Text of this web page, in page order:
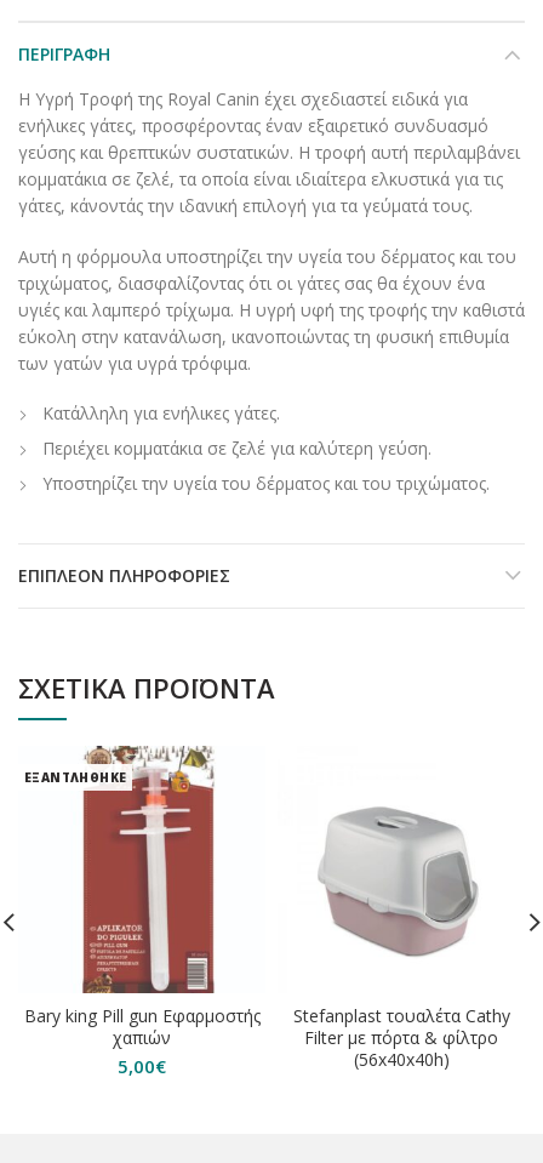
ΠΕΡΙΓΡΑΦΉ
Η Υγρή Τροφή της Royal Canin έχει σχεδιαστεί ειδικά για
ενήλικες γάτες, προσφέροντας έναν εξαιρετικό συνδυασμό
γεύσης και θρεπτικών συστατικών. Η τροφή αυτή περιλαμβάνει
κομματάκια σε ζελέ, τα οποία είναι ιδιαίτερα ελκυστικά για τις
γάτες, κάνοντάς την ιδανική επιλογή για τα γεύματά τους.
Αυτή η φόρμουλα υποστηρίζει την υγεία του δέρματος και του
τριχώματος, διασφαλίζοντας ότι οι γάτες σας θα έχουν ένα
υγιές και λαμπερό τρίχωμα. Η υγρή υφή της τροφής την καθιστά
εύκολη στην κατανάλωση, ικανοποιώντας τη φυσική επιθυμία
των γατών για υγρά τρόφιμα.
Κατάλληλη για ενήλικες γάτες.
Περιέχει κομματάκια σε ζελέ για καλύτερη γεύση.
Υποστηρίζει την υγεία του δέρματος και του τριχώματος.
ΕΠΙΠΛΈΟΝ ΠΛΗΡΟΦΟΡΊΕΣ
ΣΧΕΤΙΚΆ ΠΡΟΪΌΝΤΑ
ΕΞΑΝΤΛΗΘΗΚΕ
Bary king Pill gun Εφαρμοστής
χαπιών
5,00€
Stefanplast τουαλέτα Cathy
Filter με πόρτα & φίλτρο
(56x40x40h)